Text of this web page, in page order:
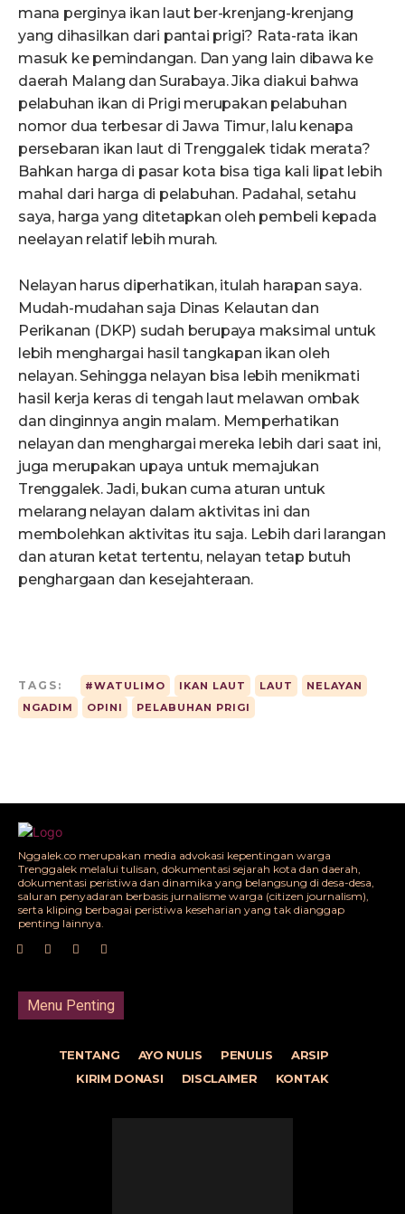
mana perginya ikan laut ber-krenjang-krenjang
yang dihasilkan dari pantai prigi? Rata-rata ikan
masuk ke pemindangan. Dan yang lain dibawa ke
daerah Malang dan Surabaya. Jika diakui bahwa
pelabuhan ikan di Prigi merupakan pelabuhan
nomor dua terbesar di Jawa Timur, lalu kenapa
persebaran ikan laut di Trenggalek tidak merata?
Bahkan harga di pasar kota bisa tiga kali lipat lebih
mahal dari harga di pelabuhan. Padahal, setahu
saya, harga yang ditetapkan oleh pembeli kepada
neelayan relatif lebih murah.
Nelayan harus diperhatikan, itulah harapan saya.
Mudah-mudahan saja Dinas Kelautan dan
Perikanan (DKP) sudah berupaya maksimal untuk
lebih menghargai hasil tangkapan ikan oleh
nelayan. Sehingga nelayan bisa lebih menikmati
hasil kerja keras di tengah laut melawan ombak
dan dinginnya angin malam. Memperhatikan
nelayan dan menghargai mereka lebih dari saat ini,
juga merupakan upaya untuk memajukan
Trenggalek. Jadi, bukan cuma aturan untuk
melarang nelayan dalam aktivitas ini dan
membolehkan aktivitas itu saja. Lebih dari larangan
dan aturan ketat tertentu, nelayan tetap butuh
penghargaan dan kesejahteraan.
TAGS: #WATULIMO IKAN LAUT LAUT
NELAYAN
NGADIM
OPINI PELABUHAN PRIGI
Nggalek.co merupakan media advokasi kepentingan warga
Trenggalek melalui tulisan, dokumentasi sejarah kota dan daerah,
dokumentasi peristiwa dan dinamika yang belangsung di desa-desa,
saluran penyadaran berbasis jurnalisme warga (citizen journalism),
serta kliping berbagai peristiwa keseharian yang tak dianggap
penting lainnya.
Menu Penting
TENTANG AYO NULIS PENULIS
ARSIP
KIRIM DONASI
DISCLAIMER KONTAK